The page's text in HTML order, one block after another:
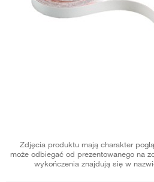
Zdjęcia produktu mają charakter
może odbiegać od prezentowanego na
wykończenia znajdują się w